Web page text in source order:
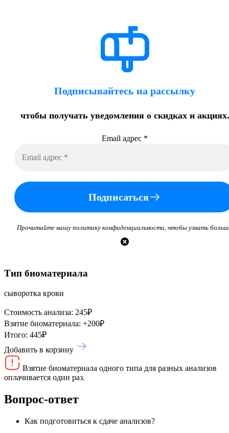
Подписывайтесь на рассылку
чтобы получать уведомления о скидках и акциях.
Email адрес *
Подписаться
Прочитайте нашу политику конфиденциальности, чтобы узнать
Тип биоматериала
сыворотка крови
Стоимость анализа: 245₽
Взятие биоматериала: +200₽
Итого: 445₽
Добавить в корзину
Взятие биоматериала одного типа для разных анализов
оплачивается один раз.
Вопрос-ответ
Как подготовиться к сдаче анализов?